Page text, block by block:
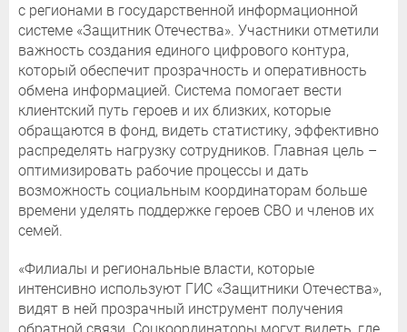
с регионами в государственной информационной
системе «Защитник Отечества». Участники отметили
важность создания единого цифрового контура,
который обеспечит прозрачность и оперативность
обмена информацией. Система помогает вести
клиентский путь героев и их близких, которые
обращаются в фонд, видеть статистику, эффективно
распределять нагрузку сотрудников. Главная цель –
оптимизировать рабочие процессы и дать
возможность социальным координаторам больше
времени уделять поддержке героев СВО и членов их
семей.
«Филиалы и региональные власти, которые
интенсивно используют ГИС «Защитники Отечества»,
видят в ней прозрачный инструмент получения